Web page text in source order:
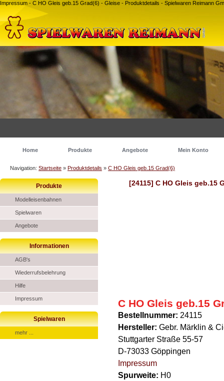
Impressum - C HO Gleis geb.15 Grad(6) - Gleise - Produktdetails - Spielwaren Reimann
Home Produkte Angebote Mein Konto
Navigation: Startseite » Produktdetails » C HO Gleis geb.15 Grad(6)
Produkte
Modelleisenbahnen
Spielwaren
Angebote
Informationen
AGB's
Wiederrufsbelehrung
Hilfe
Impressum
Spielwaren
mehr ...
[24115] C HO Gleis geb.15
C HO Gleis geb.15
Bestellnummer: 24115
Hersteller: Gebr. Märklin &
Stuttgarter Straße 55-57
D-73033 Göppingen
Impressum
Spurweite: H0